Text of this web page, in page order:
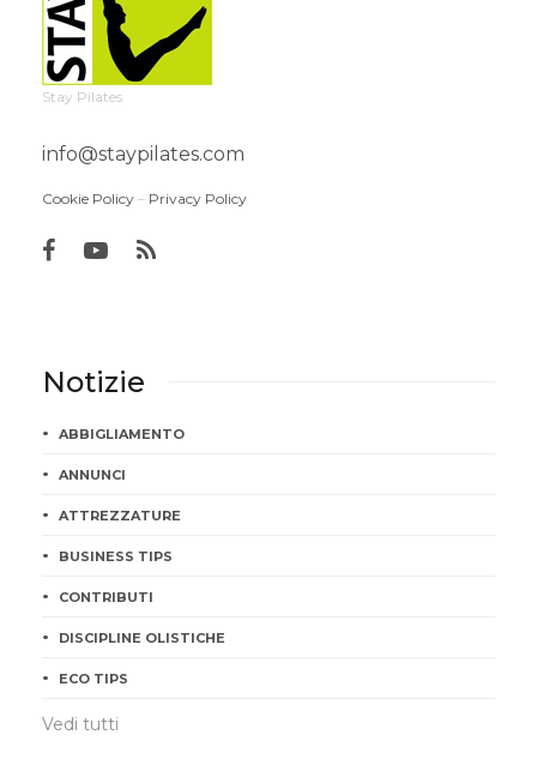
Stay Pilates
info@staypilates.com
Cookie Policy – Privacy Policy
Notizie
ABBIGLIAMENTO
ANNUNCI
ATTREZZATURE
BUSINESS TIPS
CONTRIBUTI
DISCIPLINE OLISTICHE
ECO TIPS